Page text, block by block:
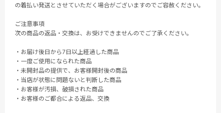
の着払い発送とさせていただく場合がございますのでご容赦ください。
ご注意事項
次の商品の返品・交換は、お受けできませんのでご了承ください。
・お届け後日から7日以上経過した商品
・一度ご使用になられた商品
・未開封品の提供で、お客様開封後の商品
・当店が状態に問題ないと判断した商品
・お客様が汚損、破損された商品
・お客様のご都合による返品、交換